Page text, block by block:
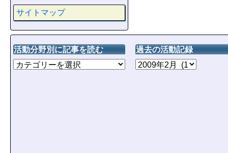
サイトマップ
活動分野別に記事を読む 過去の活動記録